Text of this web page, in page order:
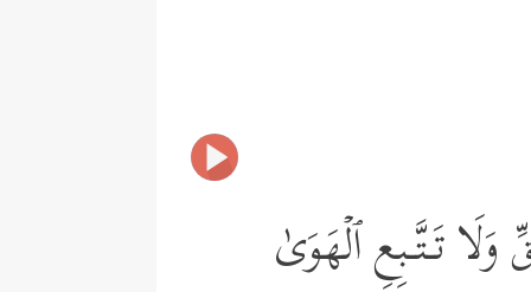
تَـتَّـبِعِ ٱلۡهَوَىٰ